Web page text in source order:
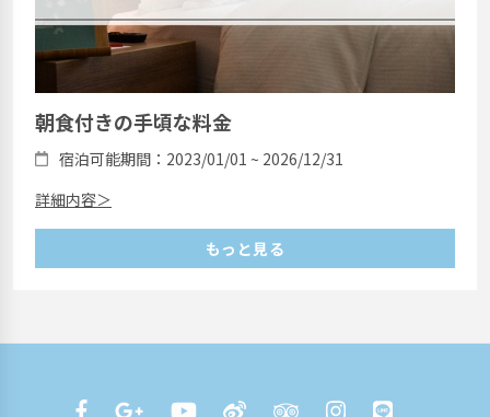
朝食付きの手頃な料金
宿泊可能期間：2023/01/01 ~ 2026/12/31
詳細内容＞
もっと見る